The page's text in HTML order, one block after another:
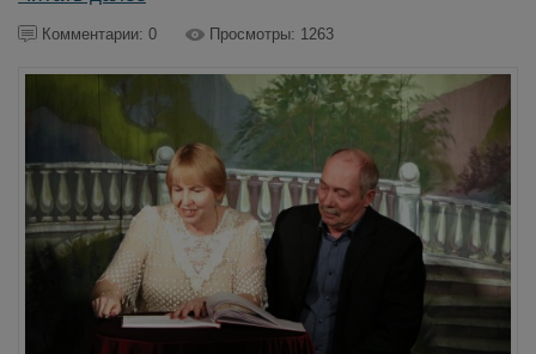
Комментарии: 0 Просмотры: 1263